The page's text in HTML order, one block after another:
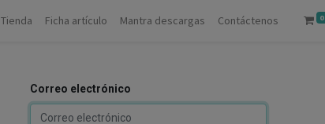
Tienda Ficha artículo Mantra descargas Contáctenos 0
Correo electrónico